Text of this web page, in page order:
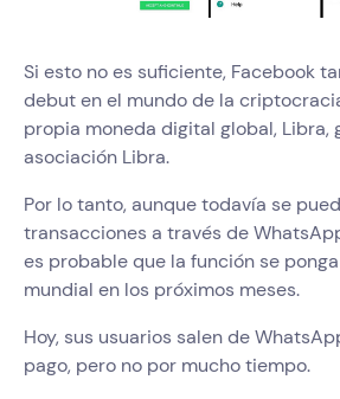
Si esto no es suficiente, Facebook
debut en el mundo de la
propia moneda digital global, Libra,
asociación Libra.
Por lo tanto, aunque todavía se
transacciones a través de
es probable que la función se
mundial en los próximos meses.
Hoy, sus usuarios salen de
pago, pero no por mucho tiempo.